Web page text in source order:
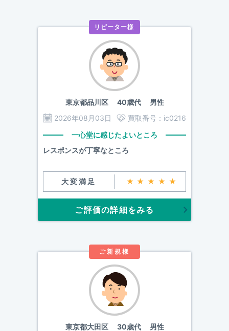
リピーター様
東京都品川区40歳代 男性
2026年08月03日
買取番号： ic0216
一心堂に感じたよいところ
レスポンスが丁寧なところ
大変満足 ★★★★★
ご評価の詳細をみる
ご新規様
東京都大田区30歳代 男性